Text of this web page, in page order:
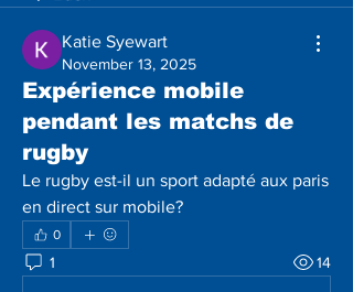
Katie Syewart
November 13, 2025
Expérience mobile
pendant les matchs de
rugby
Le rugby est-il un sport adapté aux paris
en direct sur mobile?
0
1 14